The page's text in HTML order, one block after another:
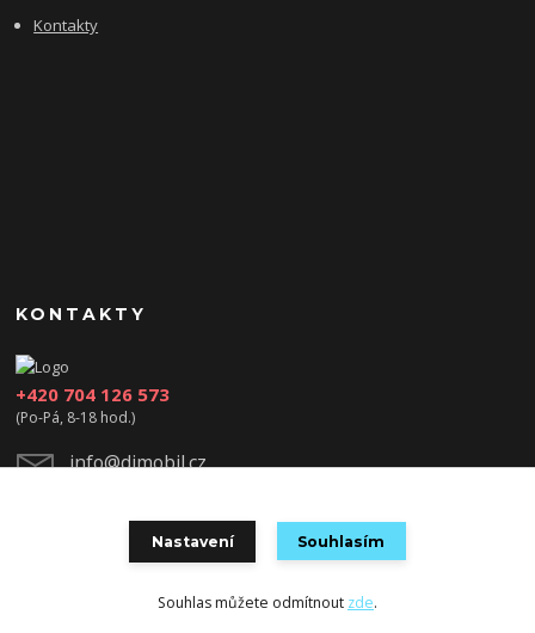
Kontakty
KONTAKTY
+420 704 126 573
(Po-Pá, 8-18 hod.)
info@djmobil.cz
Vytvořeno na Eshop-rychle.cz
Nastavení Souhlasím
Souhlas můžete odmítnout zde.